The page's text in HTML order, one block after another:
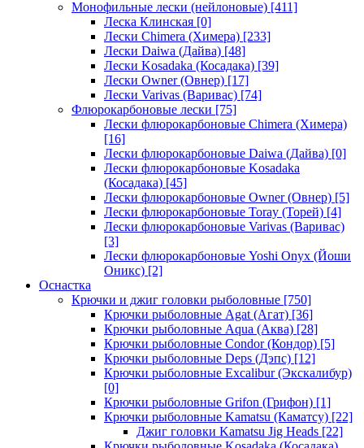
Монофильные лески (нейлоновые) [411]
Леска Клинская [0]
Лески Chimera (Химера) [233]
Лески Daiwa (Дайва) [48]
Лески Kosadaka (Косадака) [39]
Лески Owner (Овнер) [17]
Лески Varivas (Варивас) [74]
Флюрокарбоновые лески [75]
Лески флюрокарбоновые Chimera (Химера)
[16]
Лески флюрокарбоновые Daiwa (Дайва) [0]
Лески флюрокарбоновые Kosadaka
(Косадака) [45]
Лески флюрокарбоновые Owner (Овнер) [5]
Лески флюрокарбоновые Toray (Торей) [4]
Лески флюрокарбоновые Varivas (Варивас)
[3]
Лески флюрокарбоновые Yoshi Onyx (Йоши
Оникс) [2]
Оснастка
Крючки и джиг головки рыболовные [750]
Крючки рыболовные Agat (Агат) [36]
Крючки рыболовные Aqua (Аква) [28]
Крючки рыболовные Condor (Кондор) [5]
Крючки рыболовные Deps (Дэпс) [12]
Крючки рыболовные Excalibur (Экскалибур)
[0]
Крючки рыболовные Grifon (Грифон) [1]
Крючки рыболовные Kamatsu (Каматсу) [22]
Джиг головки Kamatsu Jig Heads [22]